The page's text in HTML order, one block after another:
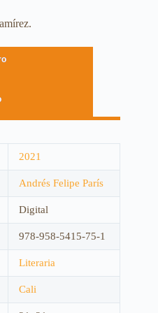
2021
Andrés Felipe París
Digital
978-958-5415-75-1
Literaria
Cali